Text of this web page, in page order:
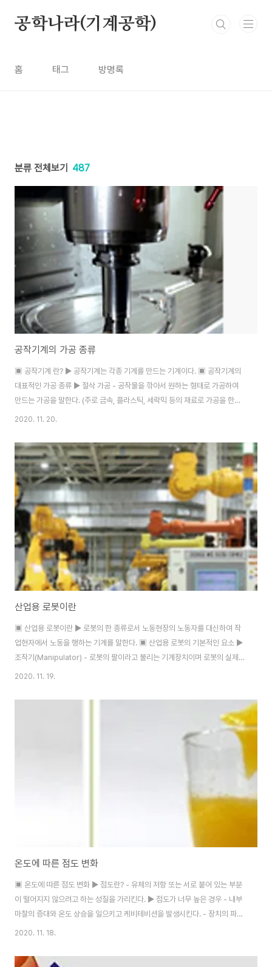
공학나라(기계공학)
홈 태그 방명록
분류 전체보기 487
공작기계의 가공 종류
▣ 공작기계 란? ▶ 공작기계는 각종 기계를 만드는 기계이다. ▣ 공작기계의
대표적인 가공 종류 ▶ 절삭 가공 - 공작물을 깎아서 원하는 형태로 가공하여
만드는 가공을 말한다. (주로 금속, 플라스틱, 세락믹 등의 재료로 가공을 한다.)
▶ 연삭가공 - 연삭입자를 이용하여 공작물을 가공하는 형태를 말한다. ▶ 선삭
하고 축방향으로 움직이는 가공을 말한다. ▶ 드릴가공 - 공작물을 고정하고 공
구 드릴을 회전시키면서 축방향으로 이송시켜 공작물에 구멍을 내는 가공을 말
한다. ▶ 보링가공 - 공구를 회전시키며 축방향으로 이송하여 이미 가공된 구멍
을 확장함과 동시에 고정밀도의 구멍을 가공하는 형태이다. ▶ 밀링가공 - 원통
형의 단면 또는..
2020. 11. 20.
산업용 로봇이란
▣ 산업용 로봇이란 ▶ 로봇의 한 종류로서 노동현장의 노동자를 대신하여 작
업현자에서 노동을 행하는 기계를 말한다. ▣ 산업용 로봇의 기본적인 요소 ▶
조작기(Manipulator) - 로봇의 팔이라고 불리는 기계장치이며 로봇의 실제
작업을 담당한다. - 기어, 체인, 또는 볼스크루를 통하여 직접 또는 간접적으로
리킨다. ▶ 피드백 장치(Feedback device) - 다양한 링크와 관절의 위치를
감지하기 위한 변환기와 이러한 정보를 디지털이나 아날로그형태로 제어기에
전달하기 위한 변환기를 말한다. ▶ 엔드 이펙터(End effector) - 로봇의 손
이나 그리퍼부분이며, 로봇의 팔 끝에 위치하고 실제로 작업을 수행한다. ▶ 제
2020. 11. 19.
온도에 따른 점도 변화
▣ 온도에 따른 점도 변화 ▶ 점도란? - 유체의 저항 또는 서로 붙어 있는 부분
이 떨어지지 않으려고 하는 성질을 가리킨다. ▶ 점도가 너무 높은 경우 - 내부
마찰의 증대와 온도 상승을 일으키고 케비테비션을 발생시킨다. - 장치의 파이
프 저항에 의한 압력 증대가 생기고 이 때문에 기계 효율이 저하된다. - 동력 손
답성 저하 ▶ 점도가 너무 낮은 경우 - 내부 누설 및 외부 누설이 발생하고 용적
2020. 11. 18.